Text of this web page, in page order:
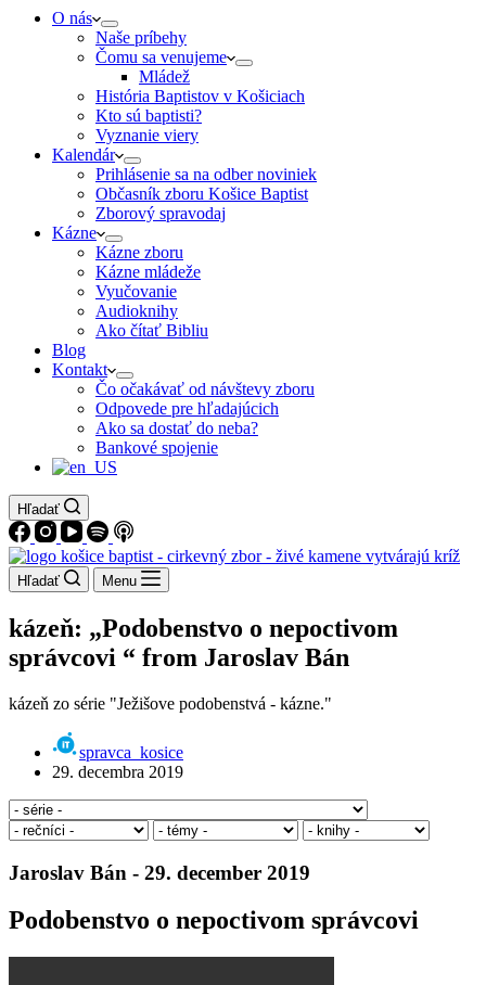
O nás
Naše príbehy
Čomu sa venujeme
Mládež
História Baptistov v Košiciach
Kto sú baptisti?
Vyznanie viery
Kalendár
Prihlásenie sa na odber noviniek
Občasník zboru Košice Baptist
Zborový spravodaj
Kázne
Kázne zboru
Kázne mládeže
Vyučovanie
Audioknihy
Ako čítať Bibliu
Blog
Kontakt
Čo očakávať od návštevy zboru
Odpovede pre hľadajúcich
Ako sa dostať do neba?
Bankové spojenie
Hľadať
Hľadať Menu
kázeň: „Podobenstvo o nepoctivom
správcovi “ from Jaroslav Bán
kázeň zo série "Ježišove podobenstvá - kázne."
spravca_kosice
29. decembra 2019
Jaroslav Bán - 29. december 2019
Podobenstvo o nepoctivom správcovi